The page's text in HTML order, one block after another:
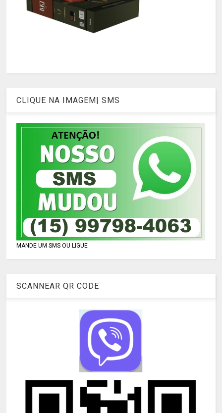
CLIQUE NA IMAGEM| SMS
MANDE UM SMS OU LIGUE
SCANNEAR QR CODE